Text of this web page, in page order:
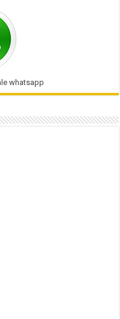
whatsapp